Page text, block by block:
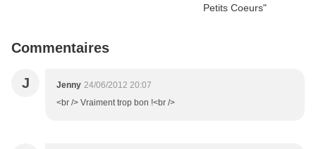
Commentaires
J Jenny 24/06/2012 20:07
<br /> Vraiment trop bon !<br />